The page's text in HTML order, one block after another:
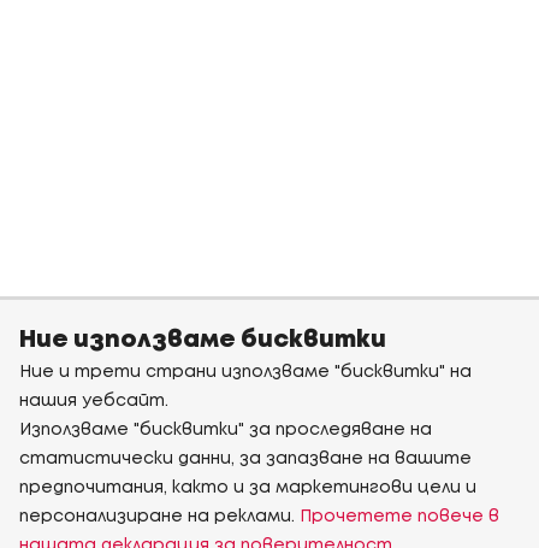
Ние използваме бисквитки
Ние и трети страни използваме "бисквитки" на
нашия уебсайт.
Използваме "бисквитки" за проследяване на
статистически данни, за запазване на вашите
предпочитания, както и за маркетингови цели и
персонализиране на реклами.
Прочетете повече в